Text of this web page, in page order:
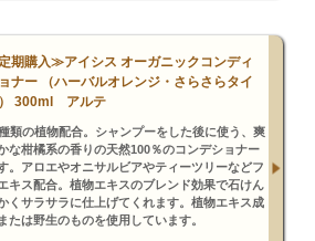
期購入≫アイシス オーガニックコンディ
ナー （ハーバルオレンジ・さらさらタイ
300ml アルテ
類の植物配合。シャンプーをした後に使う、爽
な柑橘系の香りの天然100％のコンデショナー
。アロエやオニサルビアやティーツリーなどフ
キス配合。植物エキスのブレンド効果で石けん
くサラサラに仕上げてくれます。植物エキス成
たは野生のものを使用しています。